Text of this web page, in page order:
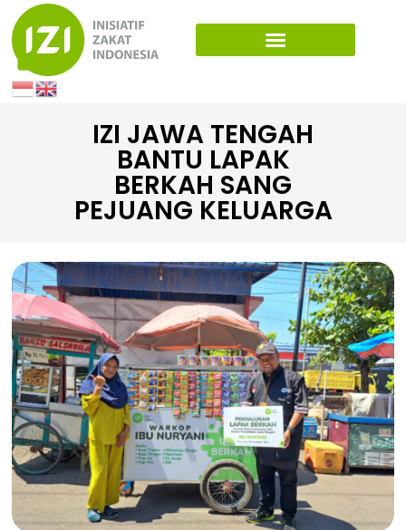
IZI JAWA TENGAH
BANTU LAPAK
BERKAH SANG
PEJUANG KELUARGA